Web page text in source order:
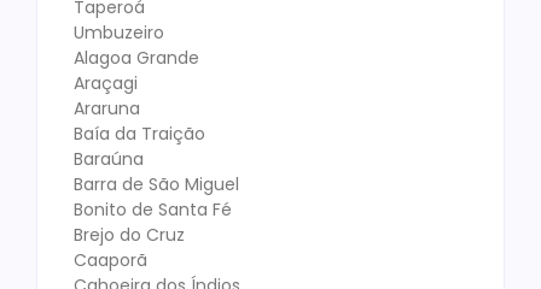
Taperoá
Umbuzeiro
Alagoa Grande
Araçagi
Araruna
Baía da Traição
Baraúna
Barra de São Miguel
Bonito de Santa Fé
Brejo do Cruz
Caaporã